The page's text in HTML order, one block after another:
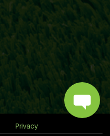
Privacy